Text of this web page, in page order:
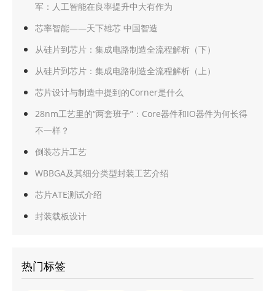
军：人工智能在良率提升中大有作为
芯率智能——天下雄芯 中国智造
从硅片到芯片：集成电路制造全流程解析（下）
从硅片到芯片：集成电路制造全流程解析（上）
芯片设计与制造中提到的Corner是什么
28nm工艺里的“两套班子”：Core器件和IO器件为何长得
不一样？
倒装芯片工艺
WBBGA及其细分类型封装工艺介绍
芯片ATE测试介绍
封装载板设计
热门标签